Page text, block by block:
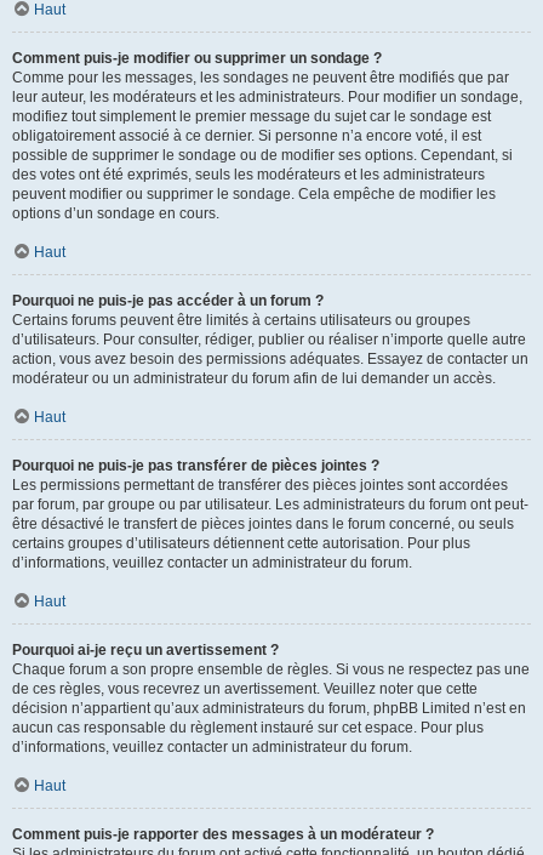
Haut
Comment puis-je modifier ou supprimer un sondage ?
Comme pour les messages, les sondages ne peuvent être modifiés que par
leur auteur, les modérateurs et les administrateurs. Pour modifier un sondage,
modifiez tout simplement le premier message du sujet car le sondage est
obligatoirement associé à ce dernier. Si personne n’a encore voté, il est
possible de supprimer le sondage ou de modifier ses options. Cependant, si
des votes ont été exprimés, seuls les modérateurs et les administrateurs
peuvent modifier ou supprimer le sondage. Cela empêche de modifier les
options d’un sondage en cours.
Haut
Pourquoi ne puis-je pas accéder à un forum ?
Certains forums peuvent être limités à certains utilisateurs ou groupes
d’utilisateurs. Pour consulter, rédiger, publier ou réaliser n’importe quelle autre
action, vous avez besoin des permissions adéquates. Essayez de contacter un
modérateur ou un administrateur du forum afin de lui demander un accès.
Haut
Pourquoi ne puis-je pas transférer de pièces jointes ?
Les permissions permettant de transférer des pièces jointes sont accordées
par forum, par groupe ou par utilisateur. Les administrateurs du forum ont peut-
être désactivé le transfert de pièces jointes dans le forum concerné, ou seuls
certains groupes d’utilisateurs détiennent cette autorisation. Pour plus
d’informations, veuillez contacter un administrateur du forum.
Haut
Pourquoi ai-je reçu un avertissement ?
Chaque forum a son propre ensemble de règles. Si vous ne respectez pas une
de ces règles, vous recevrez un avertissement. Veuillez noter que cette
décision n’appartient qu’aux administrateurs du forum, phpBB Limited n’est en
aucun cas responsable du règlement instauré sur cet espace. Pour plus
d’informations, veuillez contacter un administrateur du forum.
Haut
Comment puis-je rapporter des messages à un modérateur ?